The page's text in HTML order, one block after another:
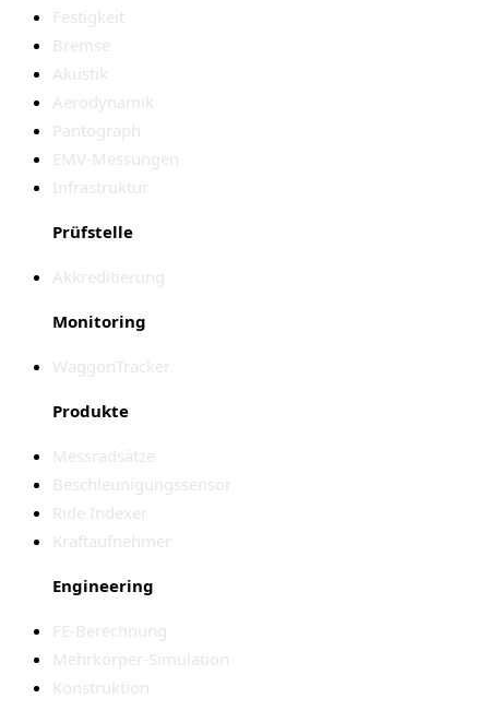
Festigkeit
Bremse
Akustik
Aerodynamik
Pantograph
EMV-Messungen
Infrastruktur
Prüfstelle
Akkreditierung
Monitoring
WaggonTracker
Produkte
Messradsätze
Beschleunigungssensor
Ride Indexer
Kraftaufnehmer
Engineering
FE-Berechnung
Mehrkörper-Simulation
Konstruktion